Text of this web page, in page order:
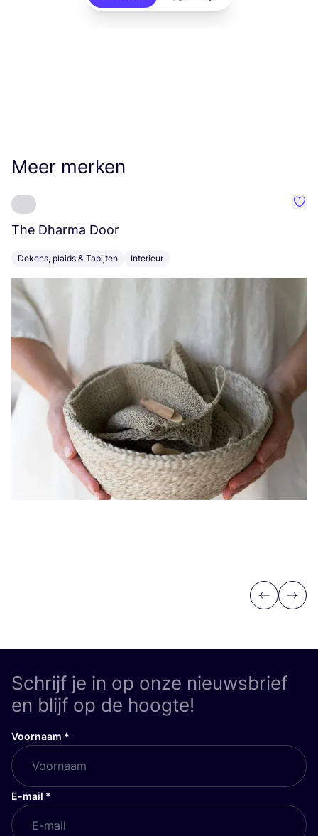
Meer merken
The Dharma Door
Dekens, plaids & Tapijten Interieur
Previous
Next
Schrijf je in op onze nieuwsbrief
en blijf op de hoogte!
Voornaam *
E-mail *